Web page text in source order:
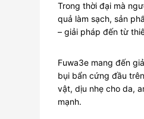
Trong thời đại mà
quả làm sạch, sản
– giải pháp đến từ
Fuwa3e mang đến
bụi bẩn cứng đầu
vật, dịu nhẹ cho da,
mạnh.